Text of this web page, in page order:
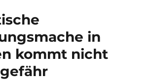
in
kommt nicht